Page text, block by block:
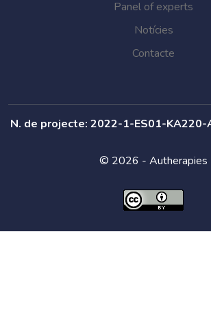
Panel of experts
Notícies
Contacte
N. de projecte: 2022-1-ES01-
© 2026 - Autherapies